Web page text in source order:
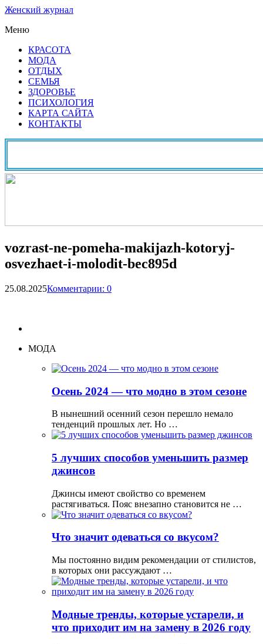
Женский журнал
Меню
КРАСОТА
МОДА
ОТДЫХ
СЕМЬЯ
ЗДОРОВЬЕ
ПСИХОЛОГИЯ
КАРТА САЙТА
КОНТАКТЫ
vozrast-ne-pomeha-makijazh-kotoryj-
osvezhaet-i-molodit-bec895d
25.08.2025Комментарии: 0
МОДА
Осень 2024 — что модно в этом сезоне
В нынешний осенний сезон перешло немало
тенденций прошлых лет. Но …
5 лучших способов уменьшить размер
джинсов
Джинсы имеют свойство со временем
растягиваться. Пояс внезапно становится не …
Что значит одеваться со вкусом?
Мы постоянно видим рекомендации от стилистов,
в которых они рассуждают …
Модные тренды, которые устарели, и
что приходит им на замену в 2026 году